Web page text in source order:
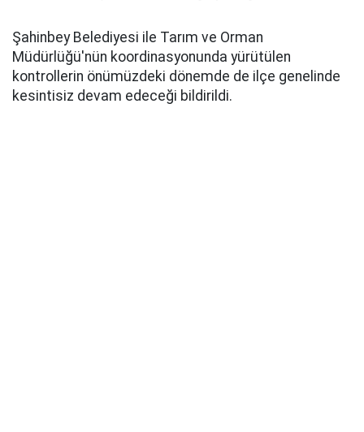
Şahinbey Belediyesi ile Tarım ve Orman
Müdürlüğü'nün koordinasyonunda yürütülen
kontrollerin önümüzdeki dönemde de ilçe genelinde
kesintisiz devam edeceği bildirildi.